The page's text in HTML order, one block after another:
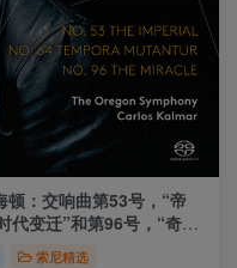
：交响曲第53号，“帝
代变迁”和第96号，“奇迹”
卡尔玛)
索尼精选